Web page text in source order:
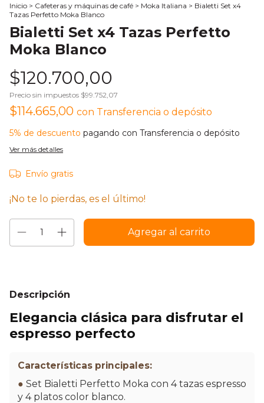
Inicio > Cafeteras y máquinas de café > Moka Italiana > Bialetti Set x4
Tazas Perfetto Moka Blanco
Bialetti Set x4 Tazas Perfetto
Moka Blanco
$120.700,00
Precio sin impuestos $99.752,07
$114.665,00 con Transferencia o depósito
5% de descuento pagando con Transferencia o depósito
Ver más detalles
Envío gratis
¡No te lo pierdas, es el último!
Descripción
Elegancia clásica para disfrutar el
espresso perfecto
Características principales:
● Set Bialetti Perfetto Moka con 4 tazas espresso
y 4 platos color blanco.